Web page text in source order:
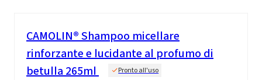
CAMOLIN® Shampoo micellare
rinforzante e lucidante al profumo di
betulla 265ml
Pronto all'uso